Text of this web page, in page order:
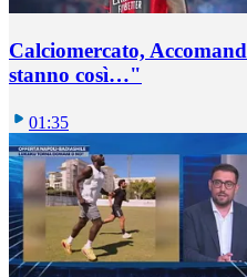
Calciomercato,
stanno così…"
01:35